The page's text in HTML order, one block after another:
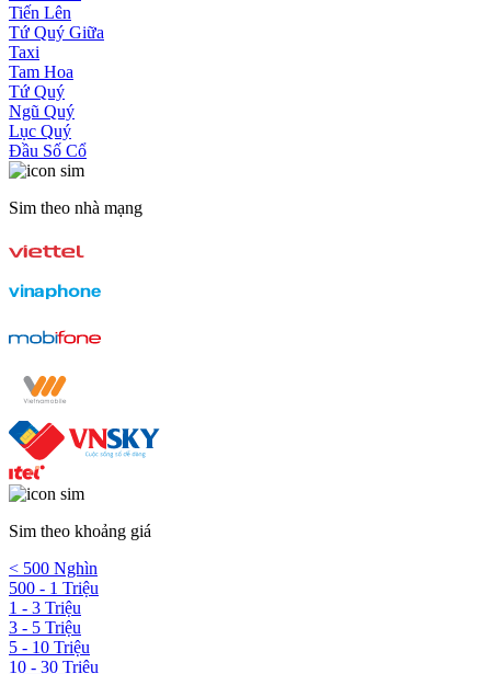
Tiến Lên
Tứ Quý Giữa
Taxi
Tam Hoa
Tứ Quý
Ngũ Quý
Lục Quý
Đầu Số Cổ
Sim theo nhà mạng
Sim theo khoảng giá
< 500 Nghìn
500 - 1 Triệu
1 - 3 Triệu
3 - 5 Triệu
5 - 10 Triệu
10 - 30 Triệu